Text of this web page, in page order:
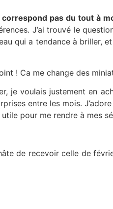
pas du tout à
J’ai trouvé le
qui a tendance à briller,
! Ca me change des
je voulais justement en
entre les mois. J’adore
pour me rendre à mes
de recevoir celle de